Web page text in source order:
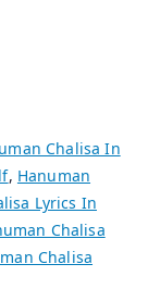
Chalisa In
, Hanuman
Lyrics In
Chalisa
Chalisa